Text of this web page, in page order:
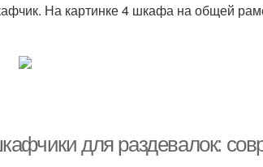
На картинке 4 шкафа на общей
для раздевалок: